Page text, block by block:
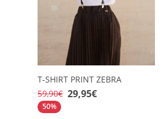
T-SHIRT PRINT ZEBRA
59,90€ 29,95€
50%